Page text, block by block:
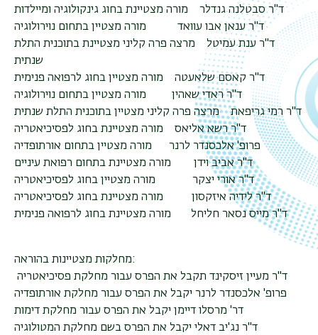
ד"ר סבטלנה גנדלר מורה מצטיינת בחוג גינקולוגיה ומיילדות
ד"ר ענאן אבו עוואד מורה מצטיין בתחום נוירולוגיה
ד"ר ענת עמיטל מרצה פרה קליני מצטיינת בתוכנית התלת
שנתית
ד"ר קאסם שלאעטה מורה מצטיין בחוג לרפואה פנימית
ד"ר ראדי שאהין מורה מצטיין בתחום נוירולוגיה
ד"ר רמי גריפאת מרצה פרה קליני מצטיין בתוכנית התלת שנתית
ד"ר רשא אליאס מורה מצטיינת בחוג לפסיכיאטריה
פרופ' אלכסנדר לרנר מורה מצטיין בתחום אורתופדיה
ד"ר אביב וידן מורה מצטיינת בתחום רפואת עיניים
ד"ר אורי יצקר מורה מצטיין בחוג לפסיכיאטריה
ד"ר לידיה איזקסון מורה מצטיינת בחוג לפסיכיאטריה
ד"ר מייס נסאר חליחל מורה מצטיינת בחוג לרפואה פנימית
מחלקות מצטיינות בהוראה:
ד"ר מעיין זיסקינד תקבל את הפרס עבור מחלקת פסיכיאטריה
פרופ' אלכסנדר לרנר יקבל את הפרס עבור מחלקת אורתופדיה
דר' מרסלו דיימן יקבל את הפרס עבור מחלקת דימות
ד"ר נג'יב דאלי יקבל את הפרס בשם מחלקת המטולוגיה